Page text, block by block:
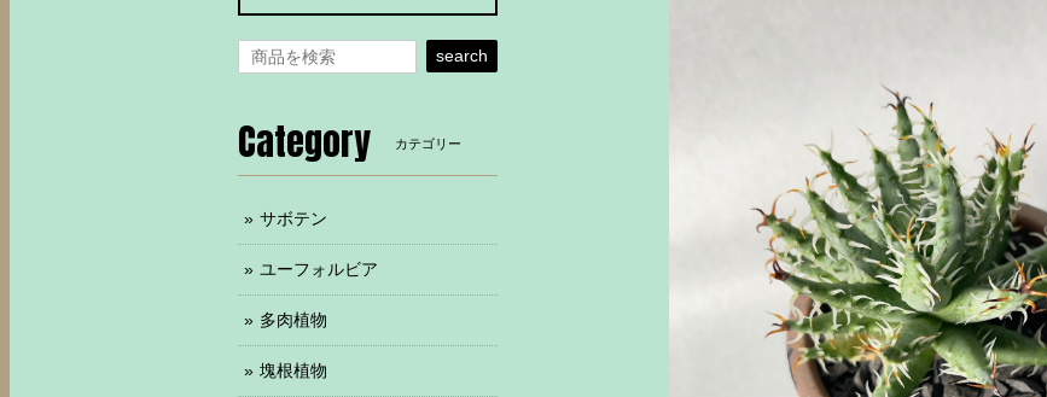
search
Category カテゴリー
サボテン
ユーフォルビア
多肉植物
塊根植物